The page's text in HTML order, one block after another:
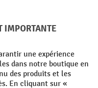
légales